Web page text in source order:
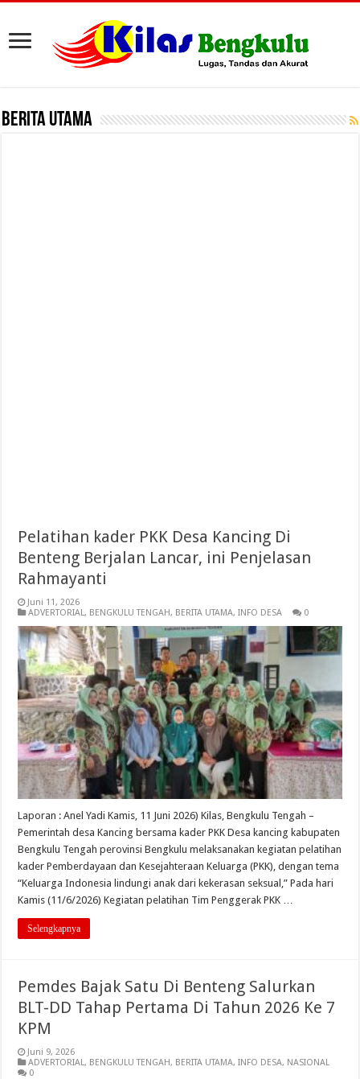
BERITA UTAMA
Pelatihan kader PKK Desa Kancing Di
Benteng Berjalan Lancar, ini Penjelasan
Rahmayanti
Juni 11, 2026
ADVERTORIAL, BENGKULU TENGAH, BERITA UTAMA,INFO DESA 0
Laporan : Anel Yadi Kamis, 11 Juni 2026) Kilas, Bengkulu Tengah –
Pemerintah desa Kancing bersama kader PKK Desa kancing kabupaten
Bengkulu Tengah perovinsi Bengkulu melaksanakan kegiatan pelatihan
kader Pemberdayaan dan Kesejahteraan Keluarga (PKK), dengan tema
“Keluarga Indonesia lindungi anak dari kekerasan seksual,” Pada hari
Kamis (11/6/2026) Kegiatan pelatihan Tim Penggerak PKK …
Selengkapnya
Pemdes Bajak Satu Di Benteng Salurkan
BLT-DD Tahap Pertama Di Tahun 2026 Ke 7
KPM
Juni 9, 2026
ADVERTORIAL, BENGKULU TENGAH, BERITA UTAMA,INFO DESA, NASIONAL
0